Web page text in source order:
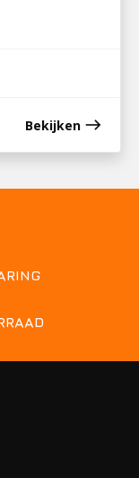
Bekijken east